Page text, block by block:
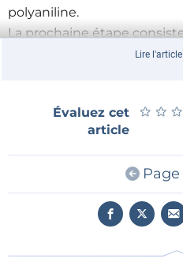
polyaniline.
La prochaine étape
memristors de ce type sur
peut-être une forme
artificielle !) ou de réaliser
ça marche, on en
et les occasions ne
comprendre.
En attendant, vous
Lire
Évaluez cet
article
★ ★ ★
★ ★ ★
Page